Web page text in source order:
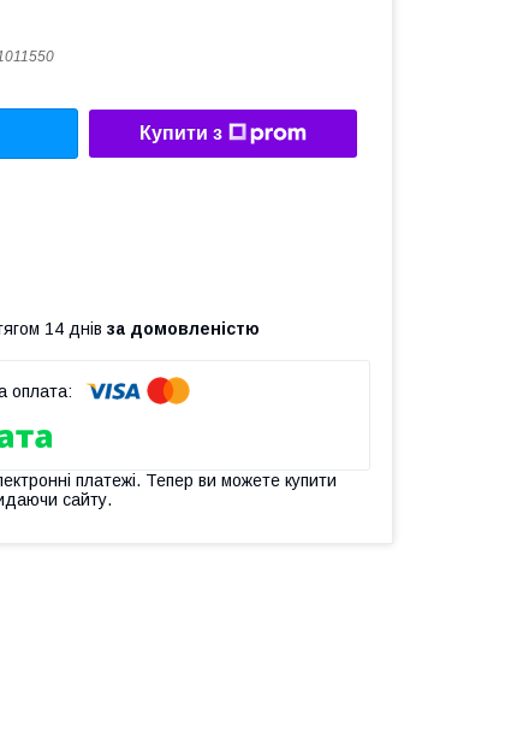
Купити з
14 днів за домовленістю
платежі. Тепер ви можете купити
сайту.